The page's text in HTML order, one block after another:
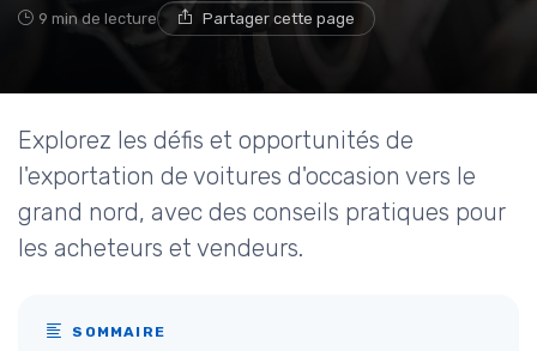
9 min de lecture Partager cette page
Explorez les défis et opportunités de
l'exportation de voitures d'occasion vers le
grand nord, avec des conseils pratiques pour
les acheteurs et vendeurs.
SOMMAIRE